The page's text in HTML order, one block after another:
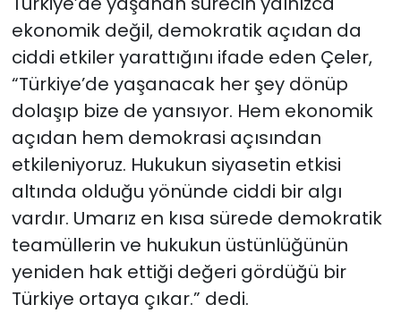
ekonomik değil, demokratik açıdan da
ciddi etkiler yarattığını ifade eden Çeler,
“Türkiye’de yaşanacak her şey dönüp
dolaşıp bize de yansıyor. Hem ekonomik
açıdan hem demokrasi açısından
etkileniyoruz. Hukukun siyasetin etkisi
altında olduğu yönünde ciddi bir algı
vardır. Umarız en kısa sürede demokratik
teamüllerin ve hukukun üstünlüğünün
yeniden hak ettiği değeri gördüğü bir
Türkiye ortaya çıkar.” dedi.